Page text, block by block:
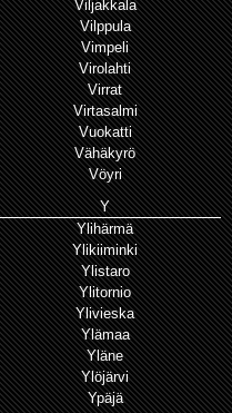
Viljakkala
Vilppula
Vimpeli
Virolahti
Virrat
Virtasalmi
Vuokatti
Vähäkyrö
Vöyri
Y
Ylihärmä
Ylikiiminki
Ylistaro
Ylitornio
Ylivieska
Ylämaa
Yläne
Ylöjärvi
Ypäjä